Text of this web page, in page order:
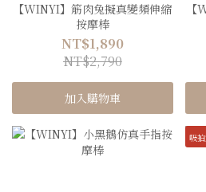
【WINYI】筋肉兔擬真變頻伸縮
按摩棒
NT$1,890
NT$2,790
加入購物車
吸